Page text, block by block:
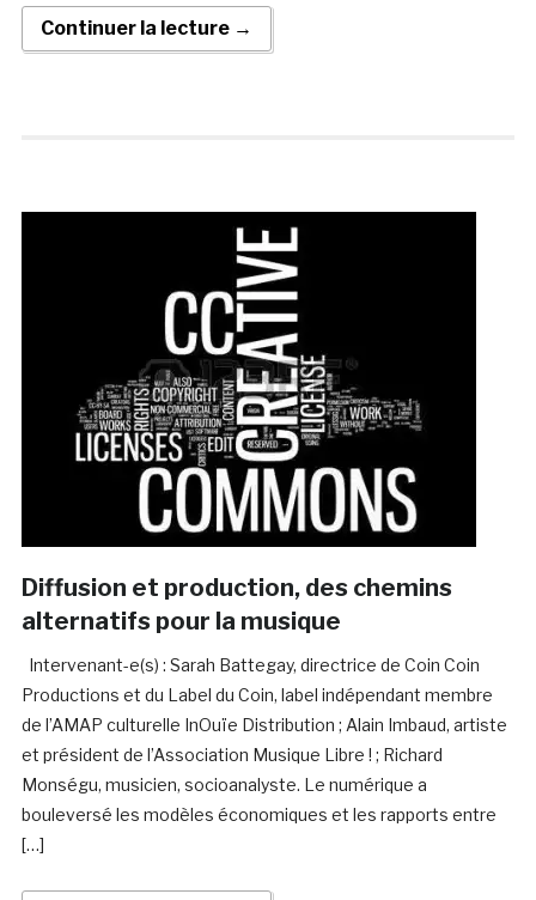
Continuer la lecture →
Diffusion et production, des chemins
alternatifs pour la musique
Intervenant-e(s) : Sarah Battegay, directrice de Coin Coin
Productions et du Label du Coin, label indépendant membre
de l’AMAP culturelle InOuïe Distribution ; Alain Imbaud, artiste
et président de l’Association Musique Libre ! ; Richard
Monségu, musicien, socioanalyste. Le numérique a
bouleversé les modèles économiques et les rapports entre
[…]